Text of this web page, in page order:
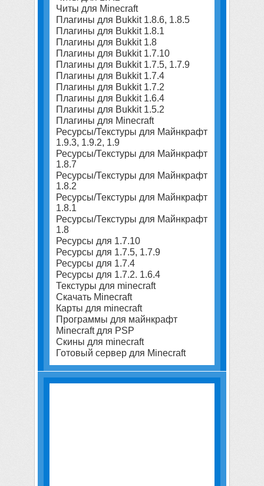
Читы для Minecraft
Плагины для Bukkit 1.8.6, 1.8.5
Плагины для Bukkit 1.8.1
Плагины для Bukkit 1.8
Плагины для Bukkit 1.7.10
Плагины для Bukkit 1.7.5, 1.7.9
Плагины для Bukkit 1.7.4
Плагины для Bukkit 1.7.2
Плагины для Bukkit 1.6.4
Плагины для Bukkit 1.5.2
Плагины для Minecraft
Ресурсы/Текстуры для Майнкрафт
1.9.3, 1.9.2, 1.9
Ресурсы/Текстуры для Майнкрафт
1.8.7
Ресурсы/Текстуры для Майнкрафт
1.8.2
Ресурсы/Текстуры для Майнкрафт
1.8.1
Ресурсы/Текстуры для Майнкрафт
1.8
Ресурсы для 1.7.10
Ресурсы для 1.7.5, 1.7.9
Ресурсы для 1.7.4
Ресурсы для 1.7.2. 1.6.4
Текстуры для minecraft
Скачать Minecraft
Карты для minecraft
Программы для майнкрафт
Minecraft для PSP
Скины для minecraft
Готовый сервер для Minecraft